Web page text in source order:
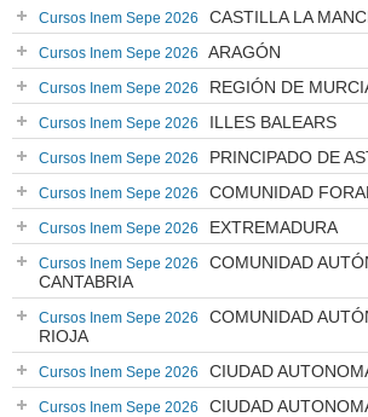
Cursos Inem Sepe 2026 CASTILLA LA
Cursos Inem Sepe 2026 ARAGÓN
Cursos Inem Sepe 2026 REGIÓN DE
Cursos Inem Sepe 2026 ILLES BALEARS
Cursos Inem Sepe 2026 PRINCIPADO DE
Cursos Inem Sepe 2026 COMUNIDAD
Cursos Inem Sepe 2026 EXTREMADURA
Cursos Inem Sepe 2026
COMUNIDAD
CANTABRIA
Cursos Inem Sepe 2026
COMUNIDAD
RIOJA
Cursos Inem Sepe 2026 CIUDAD
Cursos Inem Sepe 2026 CIUDAD